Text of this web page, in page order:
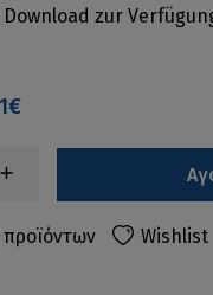
zur
Wishlist